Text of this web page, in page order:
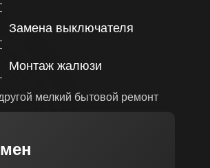
Замена выключателя
Монтаж жалюзи
мелкий бытовой ремонт